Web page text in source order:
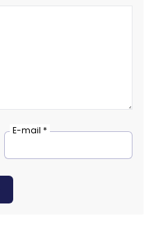
E-mail *